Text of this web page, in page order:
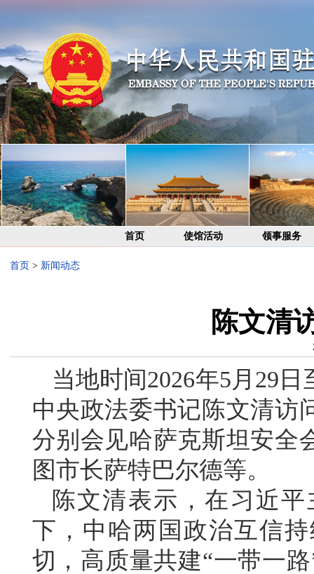
首页 使馆活动 领事服务
首页 > 新闻动态
陈文清
当地时间2026年5月29
中央政法委书记陈文清访
分别会见哈萨克斯坦安全
图市长萨特巴尔德等。
陈文清表示，在习近
下，中哈两国政治互信
切，高质量共建“一带一